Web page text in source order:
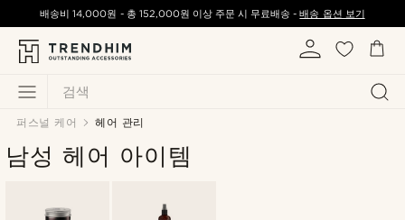
검색
배송비14,000원 - 총 152,000원 이상 주문 시 무료배송 -배송 옵션 보기
퍼스널 케어 헤어 관리
남성 헤어 아이템